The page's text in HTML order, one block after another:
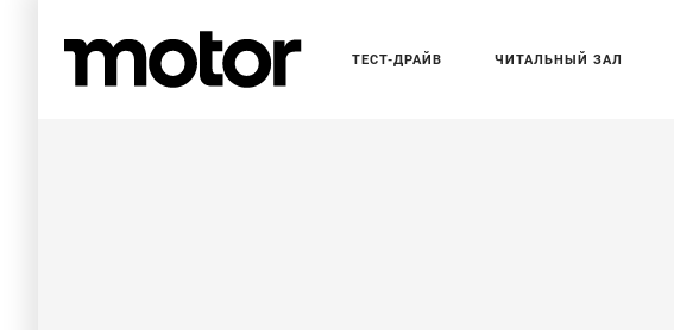
ТЕСТ-ДРАЙВ ЧИТАЛЬНЫЙ ЗАЛ